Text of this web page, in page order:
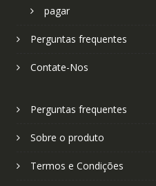
pagar
Perguntas frequentes
Contate-Nos
Perguntas frequentes
Sobre o produto
Termos e Condições